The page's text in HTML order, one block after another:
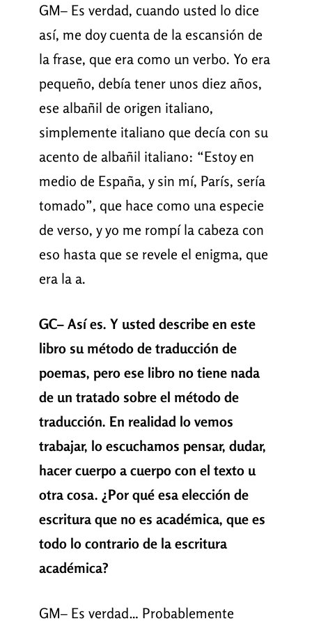
GM– Es verdad, cuando usted lo dice
así, me doy cuenta de la escansión de
la frase, que era como un verbo. Yo era
pequeño, debía tener unos diez años,
ese albañil de origen italiano,
simplemente italiano que decía con su
acento de albañil italiano: “Estoy en
medio de España, y sin mí, París, sería
tomado”, que hace como una especie
de verso, y yo me rompí la cabeza con
eso hasta que se revele el enigma, que
era la a.
GC– Así es. Y usted describe en este
libro su método de traducción de
poemas, pero ese libro no tiene nada
de un tratado sobre el método de
traducción. En realidad lo vemos
trabajar, lo escuchamos pensar, dudar,
hacer cuerpo a cuerpo con el texto u
otra cosa. ¿Por qué esa elección de
escritura que no es académica, que es
todo lo contrario de la escritura
académica?
GM– Es verdad… Probablemente